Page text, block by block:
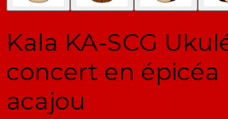
Kala KA-SCG
concert en épicéa
acajou